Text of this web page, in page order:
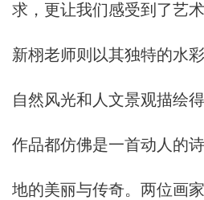
求，更让我们感受到了艺
新栩老师则以其独特的水
自然风光和人文景观描绘
作品都仿佛是一首动人的
地的美丽与传奇。两位画